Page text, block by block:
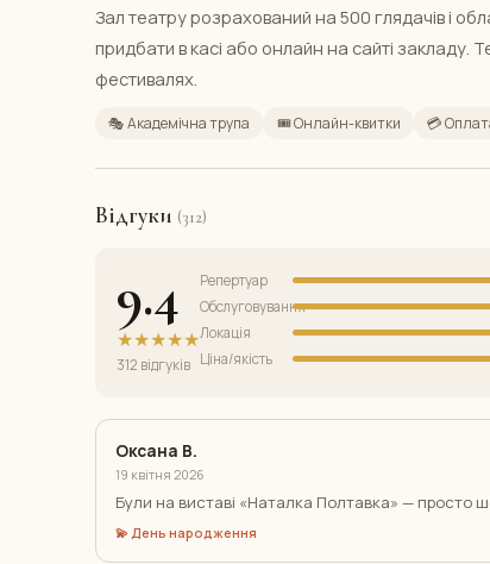
Зал театру розрахований на 500 глядачів і
придбати в касі або онлайн на сайті закладу.
фестивалях.
🎭 Академічна трупа 🎟️ Онлайн-квитки 💳
Відгуки (312)
9.4
★★★★★
312 відгуків
Репертуар
Обслуговування
Локація
Ціна/якість
Оксана В.
19 квітня 2026
Були на виставі «Наталка Полтавка» — просто
💫 День народження